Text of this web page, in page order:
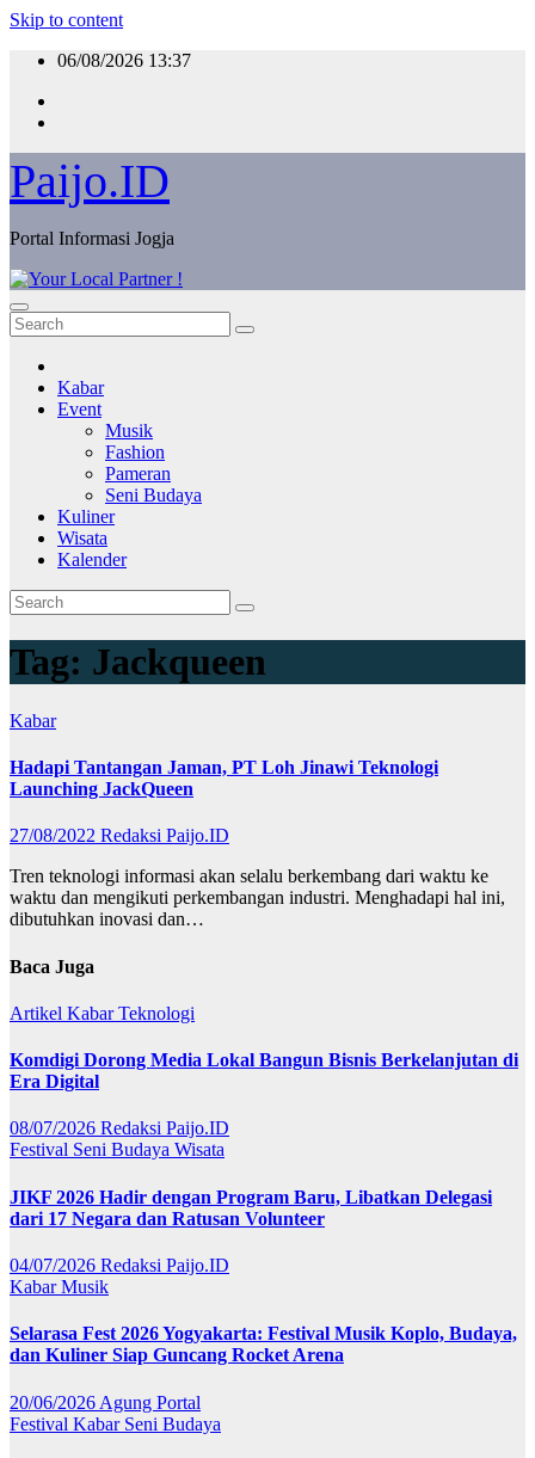
Skip to content
06/08/2026 13:37
Paijo.ID
Portal Informasi Jogja
Kabar
Event
Musik
Fashion
Pameran
Seni Budaya
Kuliner
Wisata
Kalender
Tag: Jackqueen
Kabar
Hadapi Tantangan Jaman, PT Loh Jinawi Teknologi
Launching JackQueen
27/08/2022 Redaksi Paijo.ID
Tren teknologi informasi akan selalu berkembang dari waktu ke
waktu dan mengikuti perkembangan industri. Menghadapi hal ini,
dibutuhkan inovasi dan…
Baca Juga
Artikel KabarTeknologi
Komdigi Dorong Media Lokal Bangun Bisnis Berkelanjutan di
Era Digital
08/07/2026 Redaksi Paijo.ID
Festival Seni Budaya Wisata
JIKF 2026 Hadir dengan Program Baru, Libatkan Delegasi
dari 17 Negara dan Ratusan Volunteer
04/07/2026 Redaksi Paijo.ID
KabarMusik
Selarasa Fest 2026 Yogyakarta: Festival Musik Koplo, Budaya,
dan Kuliner Siap Guncang Rocket Arena
20/06/2026 Agung Portal
Festival Kabar Seni Budaya